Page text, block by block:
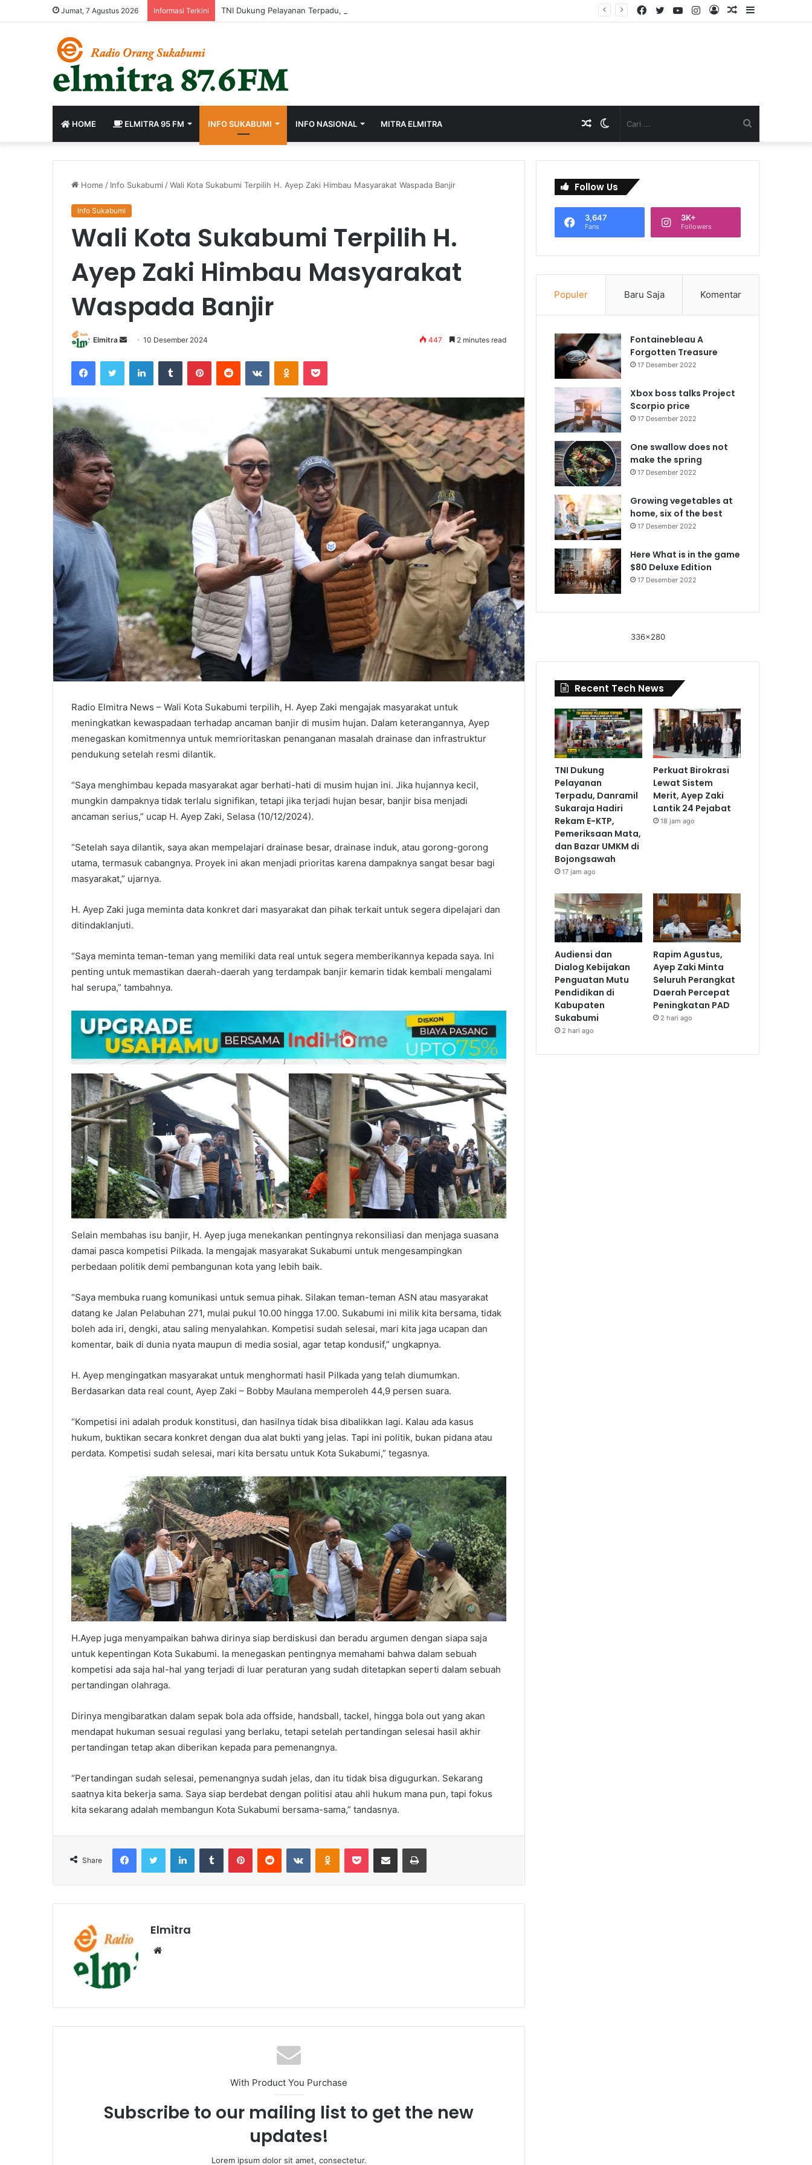
Jumat, 7 Agustus 2026 Informasi Terkini Sidebar
Artikel
Log
Instagram
YouTube
Twitter
Facebook
HOME ELMITRA 95 FM INFO SUKABUMI INFO NASIONAL MITRA ELMITRA
...
Switch
skin
Artikel
Acak
Home / Info Sukabumi /Wali Kota Sukabumi Terpilih H. Ayep Zaki Himbau Masyarakat Waspada Banjir
Info Sukabumi
Wali Kota Sukabumi Terpilih H.
Ayep Zaki Himbau Masyarakat
Waspada Banjir
Elmitra
Send
email
10 Desember 2024 447 2 minutes read
FacebookTwitter LinkedInTumblr PinterestReddit VKontakteOdnoklassniki
Pocket
Radio Elmitra News – Wali Kota Sukabumi terpilih, H. Ayep Zaki mengajak masyarakat untuk
meningkatkan kewaspadaan terhadap ancaman banjir di musim hujan. Dalam keterangannya, Ayep
menegaskan komitmennya untuk memrioritaskan penanganan masalah drainase dan infrastruktur
pendukung setelah resmi dilantik.
“Saya menghimbau kepada masyarakat agar berhati-hati di musim hujan ini. Jika hujannya kecil,
mungkin dampaknya tidak terlalu signifikan, tetapi jika terjadi hujan besar, banjir bisa menjadi
ancaman serius,” ucap H. Ayep Zaki, Selasa (10/12/2024).
“Setelah saya dilantik, saya akan mempelajari drainase besar, drainase induk, atau gorong-gorong
utama, termasuk cabangnya. Proyek ini akan menjadi prioritas karena dampaknya sangat besar bagi
masyarakat,” ujarnya.
H. Ayep Zaki juga meminta data konkret dari masyarakat dan pihak terkait untuk segera dipelajari dan
ditindaklanjuti.
“Saya meminta teman-teman yang memiliki data real untuk segera memberikannya kepada saya. Ini
penting untuk memastikan daerah-daerah yang terdampak banjir kemarin tidak kembali mengalami
hal serupa,” tambahnya.
Selain membahas isu banjir, H. Ayep juga menekankan pentingnya rekonsiliasi dan menjaga suasana
damai pasca kompetisi Pilkada. Ia mengajak masyarakat Sukabumi untuk mengesampingkan
perbedaan politik demi pembangunan kota yang lebih baik.
“Saya membuka ruang komunikasi untuk semua pihak. Silakan teman-teman ASN atau masyarakat
datang ke Jalan Pelabuhan 271, mulai pukul 10.00 hingga 17.00. Sukabumi ini milik kita bersama, tidak
boleh ada iri, dengki, atau saling menyalahkan. Kompetisi sudah selesai, mari kita jaga ucapan dan
komentar, baik di dunia nyata maupun di media sosial, agar tetap kondusif,” ungkapnya.
H. Ayep mengingatkan masyarakat untuk menghormati hasil Pilkada yang telah diumumkan.
Berdasarkan data real count, Ayep Zaki – Bobby Maulana memperoleh 44,9 persen suara.
“Kompetisi ini adalah produk konstitusi, dan hasilnya tidak bisa dibalikkan lagi. Kalau ada kasus
hukum, buktikan secara konkret dengan dua alat bukti yang jelas. Tapi ini politik, bukan pidana atau
perdata. Kompetisi sudah selesai, mari kita bersatu untuk Kota Sukabumi,” tegasnya.
H.Ayep juga menyampaikan bahwa dirinya siap berdiskusi dan beradu argumen dengan siapa saja
untuk kepentingan Kota Sukabumi. Ia menegaskan pentingnya memahami bahwa dalam sebuah
kompetisi ada saja hal-hal yang terjadi di luar peraturan yang sudah ditetapkan seperti dalam sebuah
pertandingan olahraga.
Dirinya mengibaratkan dalam sepak bola ada offside, handsball, tackel, hingga bola out yang akan
mendapat hukuman sesuai regulasi yang berlaku, tetapi setelah pertandingan selesai hasil akhir
pertandingan tetap akan diberikan kepada para pemenangnya.
“Pertandingan sudah selesai, pemenangnya sudah jelas, dan itu tidak bisa digugurkan. Sekarang
saatnya kita bekerja sama. Saya siap berdebat dengan politisi atau ahli hukum mana pun, tapi fokus
kita sekarang adalah membangun Kota Sukabumi bersama-sama,” tandasnya.
Share
FacebookTwitter LinkedInTumblr PinterestReddit VKontakteOdnoklassniki
Pocket Share via Email Print
Elmitra
Website
With Product You Purchase
Subscribe to our mailing list to get the new
updates!
Lorem ipsum dolor sit amet, consectetur.
Follow Us
3,647
Fans
3K+
Followers
Populer Baru Saja Komentar
Fontainebleau A
Forgotten Treasure
17 Desember 2022
Xbox boss talks Project
Scorpio price
17 Desember 2022
One swallow does not
make the spring
17 Desember 2022
Growing vegetables at
home, six of the best
17 Desember 2022
Here What is in the game
$80 Deluxe Edition
17 Desember 2022
336x280
Recent Tech News
TNI Dukung
Pelayanan
Terpadu, Danramil
Sukaraja Hadiri
Rekam E-KTP,
Pemeriksaan Mata,
dan Bazar UMKM di
Bojongsawah
17 jam ago
Perkuat Birokrasi
Lewat Sistem
Merit, Ayep Zaki
Lantik 24 Pejabat
18 jam ago
Audiensi dan
Dialog Kebijakan
Penguatan Mutu
Pendidikan di
Kabupaten
Sukabumi
2 hari ago
Rapim Agustus,
Ayep Zaki Minta
Seluruh Perangkat
Daerah Percepat
Peningkatan PAD
2 hari ago